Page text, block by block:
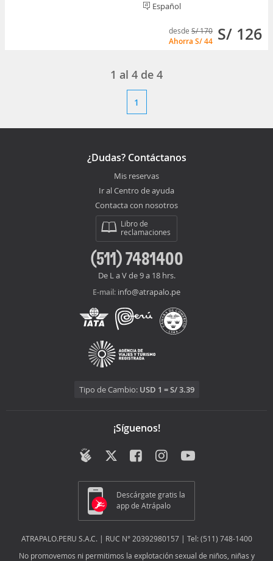
Español
desde S/ 170
Ahorra S/ 44 S/ 126
1 al 4 de 4
1
¿Dudas? Contáctanos
Mis reservas
Ir al Centro de ayuda
Contacta con nosotros
Libro de
reclamaciones
(511) 7481400
De L a V de 9 a 18 hrs.
E-mail: info@atrapalo.pe
Tipo de Cambio: USD 1 = S/ 3.39
¡Síguenos!
Descárgate gratis la
app de Atrápalo
ATRAPALO.PERU S.A.C. | RUC N° 20392980157 | Tel: (511) 748-1400
No promovemos ni permitimos la explotación sexual de niños, niñas y